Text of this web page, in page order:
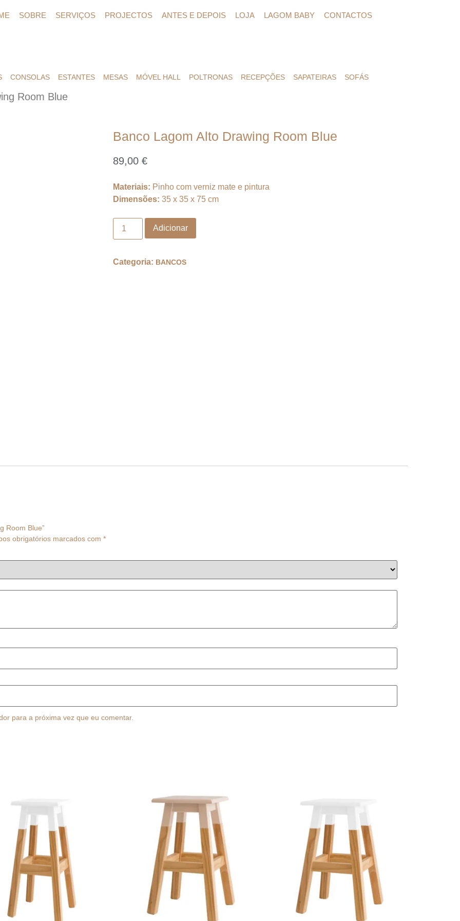
SOBRE SERVIÇOS PROJECTOS ANTES E DEPOIS LOJA LAGOM BABY CONTACTOS
CONSOLAS ESTANTES MESAS MÓVEL HALL POLTRONAS RECEPÇÕES SAPATEIRAS SOFÁS
Room Blue
Banco Lagom Alto Drawing Room Blue
89,00 €
Materiais: Pinho com verniz mate e pintura
Dimensões: 35 x 35 x 75 cm
Adicionar
Categoria: BANCOS
Room Blue”
obrigatórios marcados com *
para a próxima vez que eu comentar.